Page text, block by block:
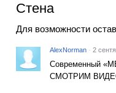
Стена
Для возможности
AlexNorman · 2
Современный
СМОТРИМ